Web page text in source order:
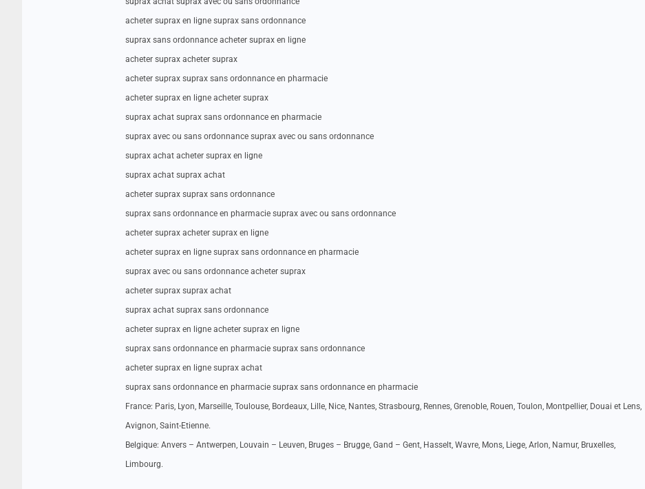
acheter suprax en ligne suprax sans ordonnance
suprax sans ordonnance acheter suprax en ligne
acheter suprax acheter suprax
acheter suprax suprax sans ordonnance en pharmacie
acheter suprax en ligne acheter suprax
suprax achat suprax sans ordonnance en pharmacie
suprax avec ou sans ordonnance suprax avec ou sans ordonnance
suprax achat acheter suprax en ligne
suprax achat suprax achat
acheter suprax suprax sans ordonnance
suprax sans ordonnance en pharmacie suprax avec ou sans ordonnance
acheter suprax acheter suprax en ligne
acheter suprax en ligne suprax sans ordonnance en pharmacie
suprax avec ou sans ordonnance acheter suprax
acheter suprax suprax achat
suprax achat suprax sans ordonnance
acheter suprax en ligne acheter suprax en ligne
suprax sans ordonnance en pharmacie suprax sans ordonnance
acheter suprax en ligne suprax achat
suprax sans ordonnance en pharmacie suprax sans ordonnance en pharmacie
France: Paris, Lyon, Marseille, Toulouse, Bordeaux, Lille, Nice, Nantes, Strasbourg, Rennes, Grenoble, Rouen, Toulon, Montpellier, Douai et Lens,
Avignon, Saint-Etienne.
Belgique: Anvers – Antwerpen, Louvain – Leuven, Bruges – Brugge, Gand – Gent, Hasselt, Wavre, Mons, Liege, Arlon, Namur, Bruxelles,
Limbourg.